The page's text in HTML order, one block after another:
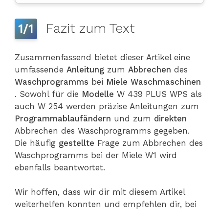
1/1 Fazit zum Text
Zusammenfassend bietet dieser Artikel eine
umfassende Anleitung zum Abbrechen des
Waschprogramms bei Miele Waschmaschinen
. Sowohl für die Modelle W 439 PLUS WPS als
auch W 254 werden präzise Anleitungen zum
Programmablaufändern und zum direkten
Abbrechen des Waschprogramms gegeben.
Die häufig gestellte Frage zum Abbrechen des
Waschprogramms bei der Miele W1 wird
ebenfalls beantwortet.
Wir hoffen, dass wir dir mit diesem Artikel
weiterhelfen konnten und empfehlen dir, bei